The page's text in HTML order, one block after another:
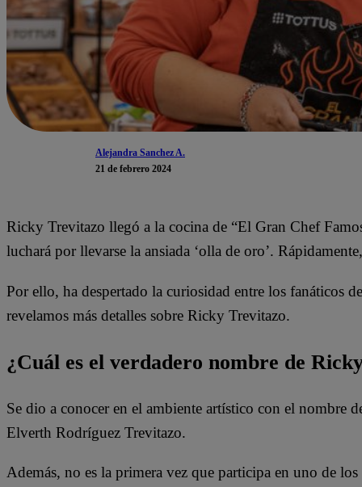
Alejandra Sanchez A.
21 de febrero 2024
Ricky Trevitazo llegó a la cocina de “El Gran Chef
luchará por llevarse la ansiada ‘olla de oro’.
Por ello, ha despertado la curiosidad entre los fanáticos
revelamos más detalles sobre Ricky Trevitazo.
¿Cuál es el verdadero nombre de
Se dio a conocer en el ambiente artístico con el nombre
Elverth Rodríguez Trevitazo.
Además, no es la primera vez que participa en uno de